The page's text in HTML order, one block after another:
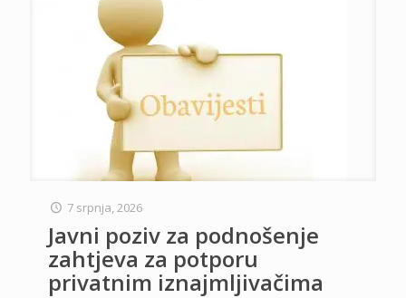
7 srpnja, 2026
Javni poziv za podnošenje
zahtjeva za potporu
privatnim iznajmljivačima